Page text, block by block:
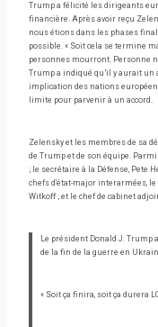
Trump a félicité les dirigeants
financière. Après avoir reçu
nous étions dans les phases
possible. « Soit cela se termine
personnes mourront. Personne
Trump a indiqué qu’il y aurait un
implication des nations
limite pour parvenir à un accord.
Zelensky et les membres de sa
de Trump et de son équipe.
; le secrétaire à la Défense, Pete
chefs d'état-major interarmées, le
Witkoff ; et le chef de cabinet
Le président Donald J.
de la fin de la guerre en
« Soit ça finira, soit ça durera